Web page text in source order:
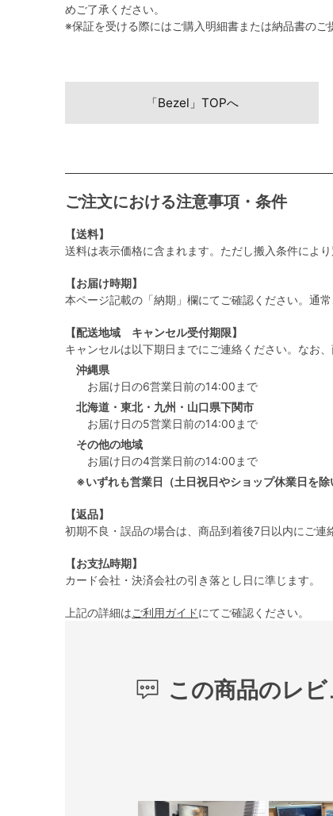
めご了承ください。
※保証を受ける際にはご購入明細書または納品書のご
「Bezel」TOPへ
ご注文における注意事項・条件
【送料】
送料は表示価格に含まれます。ただし搬入条件によ
【お届け時期】
本ページ記載の「納期」欄にてご確認ください。通
【配送地域 キャンセル受付期限】
キャンセルは以下期日までにご連絡ください。なお
沖縄県
お届け日の6営業日前の14:00まで
北海道・東北・九州・山口県下関市
お届け日の5営業日前の14:00まで
その他の地域
お届け日の4営業日前の14:00まで
※いずれも営業日（土日祝日やショップ休業日を除
【返品】
初期不良・誤品の場合は、商品到着後7日以内にご連
【お支払時期】
カード会社・決済会社の引き落とし日に準じます。
上記の詳細はご利用ガイドにてご確認ください。
この商品のレ